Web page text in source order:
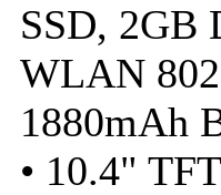
SSD, 2GB
WLAN
1880mAh
• 10.4"